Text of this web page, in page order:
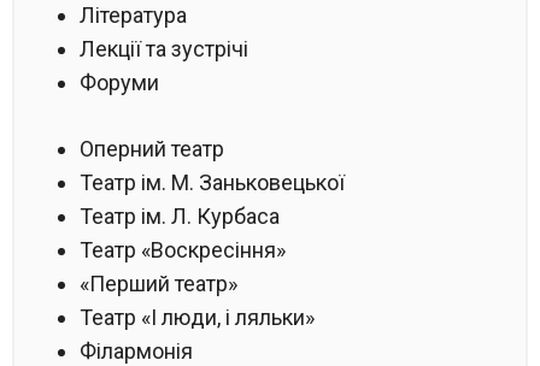
Література
Лекції та зустрічі
Форуми
Оперний театр
Театр ім. М. Заньковецької
Театр ім. Л. Курбаса
Театр «Воскресіння»
«Перший театр»
Театр «І люди, і ляльки»
Філармонія